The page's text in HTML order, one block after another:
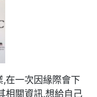
在一次因緣際會下
相關資訊,想給自己